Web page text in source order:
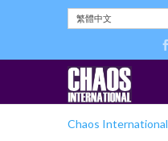
繁體中文
Chaos International